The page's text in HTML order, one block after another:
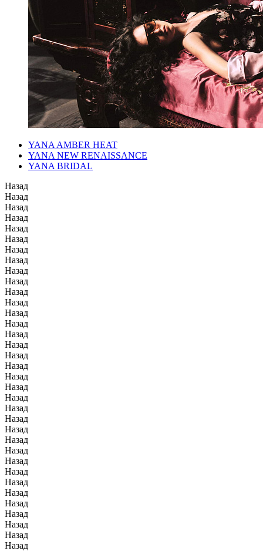
YANA AMBER HEAT
YANA NEW RENAISSANCE
YANA BRIDAL
Назад
Назад
Назад
Назад
Назад
Назад
Назад
Назад
Назад
Назад
Назад
Назад
Назад
Назад
Назад
Назад
Назад
Назад
Назад
Назад
Назад
Назад
Назад
Назад
Назад
Назад
Назад
Назад
Назад
Назад
Назад
Назад
Назад
Назад
Назад